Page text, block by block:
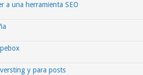
a una herramienta SEO
y para posts